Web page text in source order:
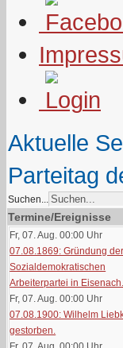
Aktuelle
Parteitag
Suchen...
Termine/Ereignisse
Fr, 07. Aug. 00:00 Uhr
07.08.1869: Gründung der
Sozialdemokratischen
Arbeiterpartei in Eisenach.
Fr, 07. Aug. 00:00 Uhr
07.08.1900: Wilhelm
gestorben.